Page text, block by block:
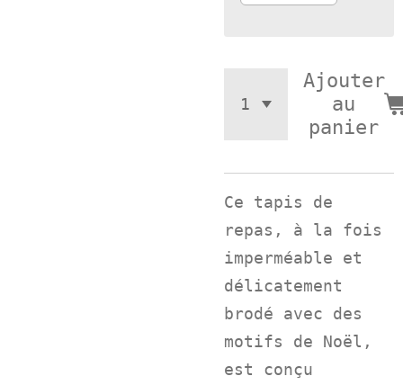
Ajouter
au
panier
Ce tapis de
repas, à la fois
imperméable et
délicatement
brodé avec des
motifs de Noël,
est conçu